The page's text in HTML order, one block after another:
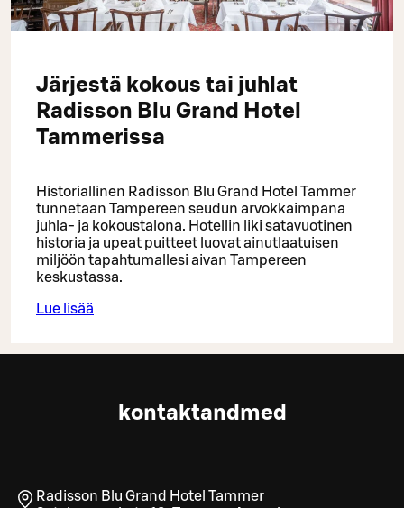
Järjestä kokous tai juhlat
Radisson Blu Grand Hotel
Tammerissa
Historiallinen Radisson Blu Grand Hotel Tammer
tunnetaan Tampereen seudun arvokkaimpana
juhla- ja kokoustalona. Hotellin liki satavuotinen
historia ja upeat puitteet luovat ainutlaatuisen
miljöön tapahtumallesi aivan Tampereen
keskustassa.
Lue lisää
kontaktandmed
Radisson Blu Grand Hotel Tammer